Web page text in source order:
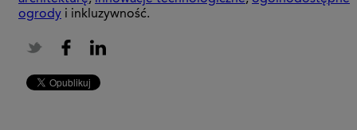
ogrody i inkluzywność.